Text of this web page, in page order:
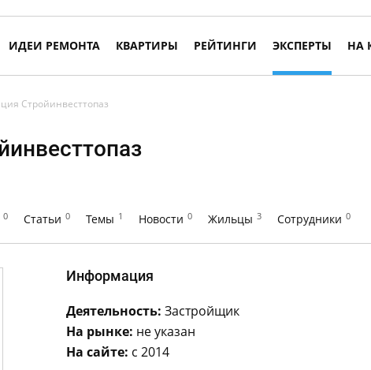
ИДЕИ РЕМОНТА КВАРТИРЫ РЕЙТИНГИ ЭКСПЕРТЫ НА
Стройинвесттопаз
0 Статьи 0 Темы 1 Новости 0 Жильцы 3 Сотрудники 0
Информация
Деятельность: Застройщик
На рынке: не указан
На сайте: с 2014